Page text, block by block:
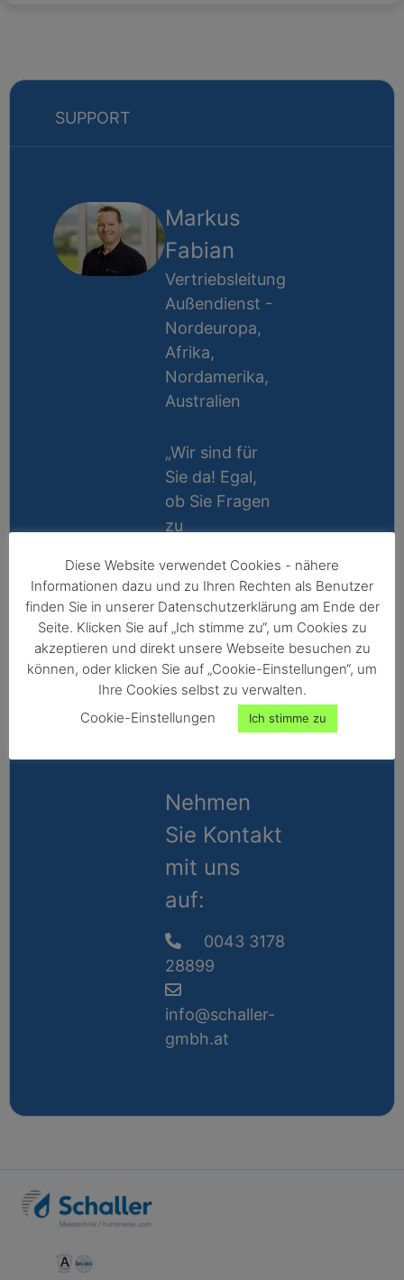
SUPPORT
Markus
Fabian
Vertriebsleitung
Außendienst -
Nordeuropa,
Afrika,
Nordamerika,
Australien
„Wir sind für
Sie da! Egal,
ob Sie Fragen
zu
Kalibrierung,
Zubehör oder
Technik
haben, wir
helfen gerne
persönlich
weiter!“
Nehmen
Sie Kontakt
mit uns
auf:
0043 3178
28899
info@schaller-
gmbh.at
Lifetime
Support
10 Jahre
Reparatur-
Diese Website verwendet Cookies - nähere
Informationen dazu und zu Ihren Rechten als Benutzer
finden Sie in unserer Datenschutzerklärung am Ende der
Seite. Klicken Sie auf „Ich stimme zu“, um Cookies zu
akzeptieren und direkt unsere Webseite besuchen zu
können, oder klicken Sie auf „Cookie-Einstellungen“, um
Ihre Cookies selbst zu verwalten.
Cookie-Einstellungen
Ich stimme zu